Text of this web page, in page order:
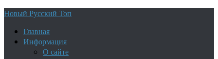
Новый Русский Топ
Главная
Информация
О сайте